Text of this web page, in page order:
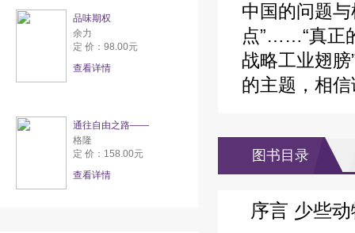
品味期权
余力
定 价：98.00元
查看详情
通往自由之路——
格隆
定 价：158.00元
查看详情
中国的问题
点”……“真正
战略工业翅
的主题，相
图书目录
序言 少些